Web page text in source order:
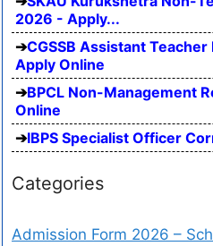
2026 - Apply...
CGSSB Assistant
Apply Online
BPCL Non-Management
Online
IBPS Specialist Officer
Categories
Admission Form 2026 –